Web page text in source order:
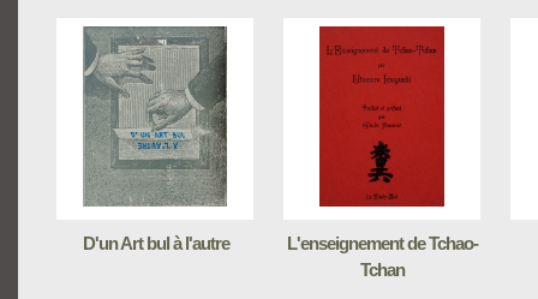
D'un Art bul à l'autre
L'enseignement de Tchao-
Tchan